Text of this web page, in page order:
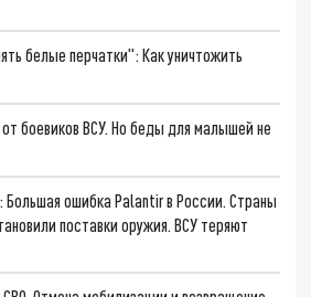
белые перчатки": Как уничтожить
боевиков ВСУ. Но беды для малышей не
Большая ошибка Palantir в России. Страны
поставки оружия. ВСУ теряют